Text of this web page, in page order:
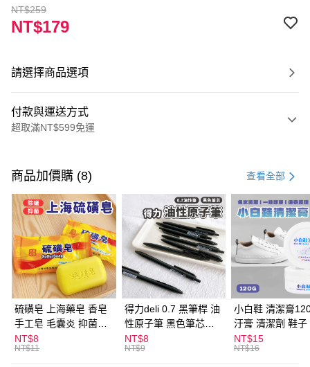
NT$259
NT$179
請選擇商品選項
付款與運送方式
超取滿NT$599免運
信用卡一次付款
超商取貨付款
LINE Pay
Apple Pay
街口支付
悠遊付
ATM付款
商品加價購 (8) 查看全部
硫磺皂 上海藥皂 香皂
手工皂 毛囊炎 抑菌除
蟎 清潔護膚 去油去痘
寵物皮膚病 狗狗貓咪
NT$8
NT$11
得力deli 0.7 黑筆桿 油
性原子筆 黑色筆芯
S304
NT$8
NT$9
小白鞋 清潔膏
汙膏 清潔劑 鞋子
漬 白皮鞋 鞋油
NT$15
NT$16